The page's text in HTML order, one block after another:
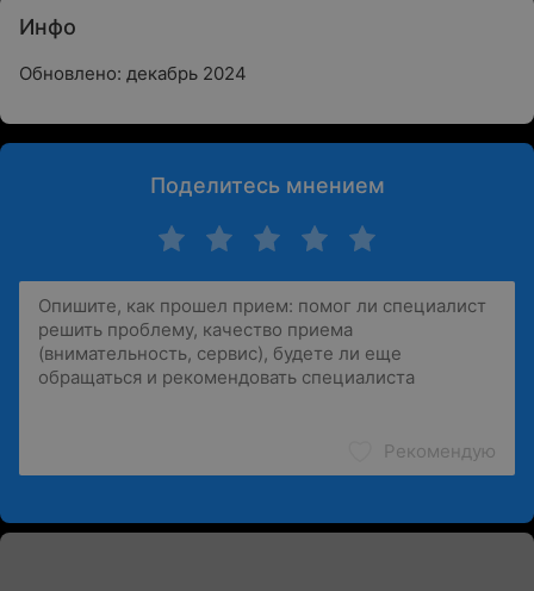
Инфо
Обновлено: декабрь 2024
Поделитесь мнением
Рекомендую